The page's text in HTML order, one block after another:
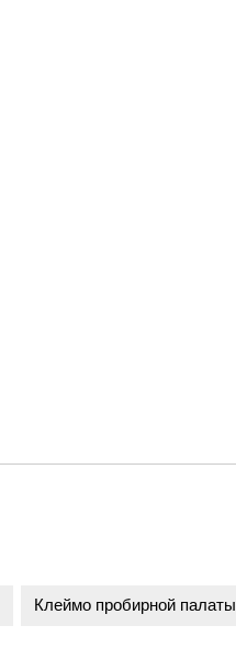
Клеймо пробирной палаты